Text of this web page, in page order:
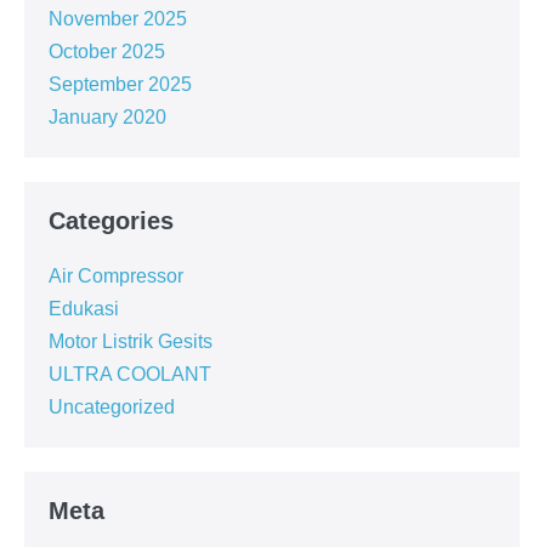
November 2025
October 2025
September 2025
January 2020
Categories
Air Compressor
Edukasi
Motor Listrik Gesits
ULTRA COOLANT
Uncategorized
Meta